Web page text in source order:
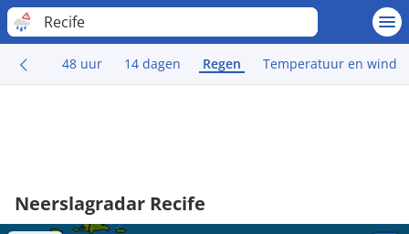
Recife
48 uur 14 dagen Regen Temperatuur en wind
Neerslagradar Recife